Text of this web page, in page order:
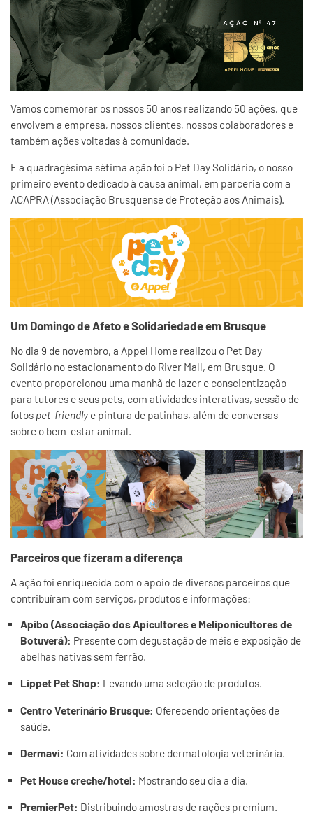
Vamos comemorar os nossos 50 anos realizando 50 ações, que
envolvem a empresa, nossos clientes, nossos colaboradores e
também ações voltadas à comunidade.
E a quadragésima sétima ação foi o Pet Day Solidário, o nosso
primeiro evento dedicado à causa animal, em parceria com a
ACAPRA (Associação Brusquense de Proteção aos Animais).
Um Domingo de Afeto e Solidariedade em Brusque
No dia 9 de novembro, a Appel Home realizou o Pet Day
Solidário no estacionamento do River Mall, em Brusque. O
evento proporcionou uma manhã de lazer e conscientização
para tutores e seus pets, com atividades interativas, sessão de
fotos pet-friendly e pintura de patinhas, além de conversas
sobre o bem-estar animal.
Parceiros que fizeram a diferença
A ação foi enriquecida com o apoio de diversos parceiros que
contribuíram com serviços, produtos e informações:
Apibo (Associação dos Apicultores e Meliponicultores de
Botuverá): Presente com degustação de méis e exposição de
abelhas nativas sem ferrão.
Lippet Pet Shop: Levando uma seleção de produtos.
Centro Veterinário Brusque: Oferecendo orientações de
saúde.
Dermavi: Com atividades sobre dermatologia veterinária.
Pet House creche/hotel: Mostrando seu dia a dia.
PremierPet: Distribuindo amostras de rações premium.